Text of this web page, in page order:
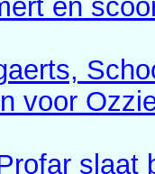
en
voor
slaat